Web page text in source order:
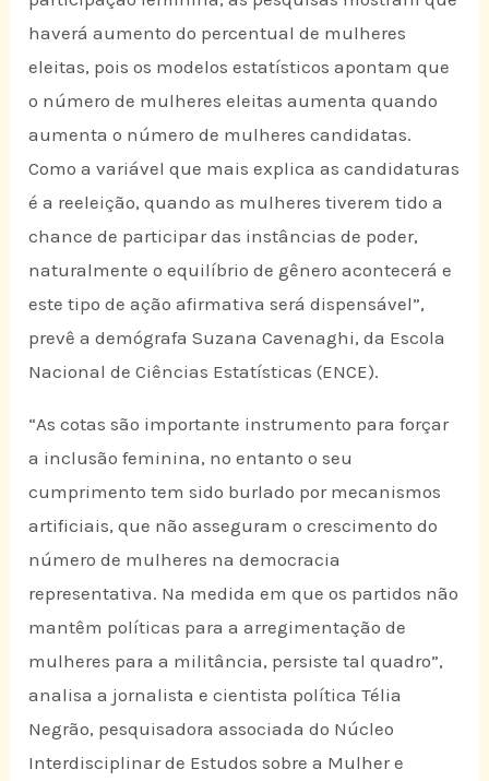
haverá aumento do percentual de mulheres
eleitas, pois os modelos estatísticos apontam que
o número de mulheres eleitas aumenta quando
aumenta o número de mulheres candidatas.
Como a variável que mais explica as candidaturas
é a reeleição, quando as mulheres tiverem tido a
chance de participar das instâncias de poder,
naturalmente o equilíbrio de gênero acontecerá e
este tipo de ação afirmativa será dispensável”,
prevê a demógrafa Suzana Cavenaghi, da Escola
Nacional de Ciências Estatísticas (ENCE).
“As cotas são importante instrumento para forçar
a inclusão feminina, no entanto o seu
cumprimento tem sido burlado por mecanismos
artificiais, que não asseguram o crescimento do
número de mulheres na democracia
representativa. Na medida em que os partidos não
mantêm políticas para a arregimentação de
mulheres para a militância, persiste tal quadro”,
analisa a jornalista e cientista política Télia
Negrão, pesquisadora associada do Núcleo
Interdisciplinar de Estudos sobre a Mulher e